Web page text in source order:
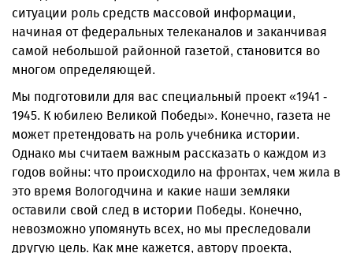
ситуации роль средств массовой информации,
начиная от федеральных телеканалов и заканчивая
самой небольшой районной газетой, становится во
многом определяющей.
Мы подготовили для вас специальный проект «1941 -
1945. К юбилею Великой Победы». Конечно, газета не
может претендовать на роль учебника истории.
Однако мы считаем важным рассказать о каждом из
годов войны: что происходило на фронтах, чем жила в
это время Вологодчина и какие наши земляки
оставили свой след в истории Победы. Конечно,
невозможно упомянуть всех, но мы преследовали
другую цель. Как мне кажется, автору проекта,